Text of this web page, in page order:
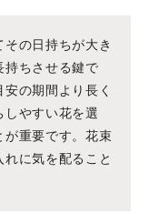
の日持ちが大き
持ちさせる鍵で
の期間より長く
しやすい花を選
が重要です。花束
に気を配ること